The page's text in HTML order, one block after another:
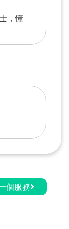
，懂
個服務